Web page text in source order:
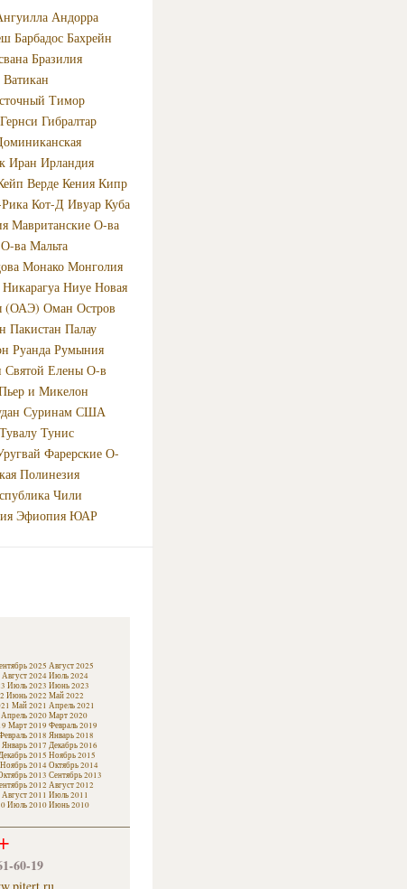
Андорра
Барбадос Бахрейн
Бразилия
Ватикан
Тимор
Гернси Гибралтар
Иран Ирландия
Верде Кения Кипр
Кот-Д Ивуар Куба
Мавританские О-ва
ва Мальта
Монако Монголия
Никарагуа Ниуе Новая
(ОАЭ) Оман Остров
Пакистан Палау
Руанда Румыния
Святой Елены О-в
и Микелон
Суринам США
Тувалу Тунис
Фарерские О-
Полинезия
Чили
Эфиопия ЮАР
2025 Август 2025
Август 2024Июль 2024
Июль 2023 Июнь 2023
Июнь 2022 Май 2022
Май 2021 Апрель 2021
Апрель 2020Март 2020
Март 2019 Февраль 2019
2018 Январь 2018
Январь 2017 Декабрь 2016
2015 Ноябрь 2015
Ноябрь 2014Октябрь 2014
2013 Сентябрь 2013
2012 Август 2012
Август 2011 Июль 2011
Июль 2010Июнь 2010
60-19